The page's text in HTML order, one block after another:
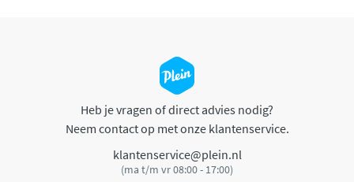
Heb je vragen of direct advies nodig?
Neem contact op met onze klantenservice.
klantenservice@plein.nl
(ma t/m vr 08:00 - 17:00)